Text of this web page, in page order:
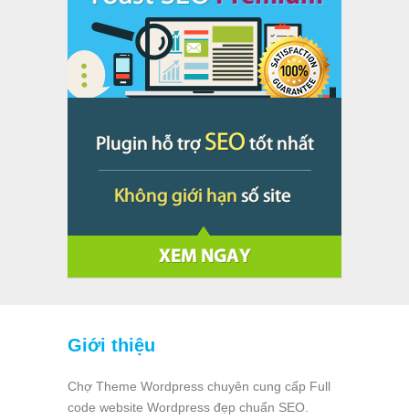
Giới thiệu
Chợ Theme Wordpress chuyên cung cấp Full
code website Wordpress đẹp chuẩn SEO.